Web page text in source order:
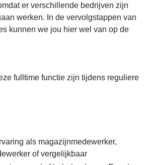
er verschillende bedrijven zijn
werken. In de vervolgstappen van
kunnen we jou hier wel van op de
fulltime functie zijn tijdens reguliere
als magazijnmedewerker,
of vergelijkbaar